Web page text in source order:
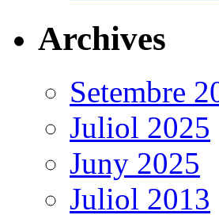
Archives
Setembre
Juliol 2025
Juny 2025
Juliol 2013